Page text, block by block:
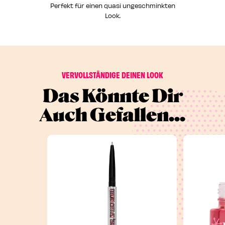
Perfekt für einen quasi ungeschminkten
Look.
VERVOLLSTÄNDIGE DEINEN LOOK
Das Könnte Dir
Auch Gefallen...